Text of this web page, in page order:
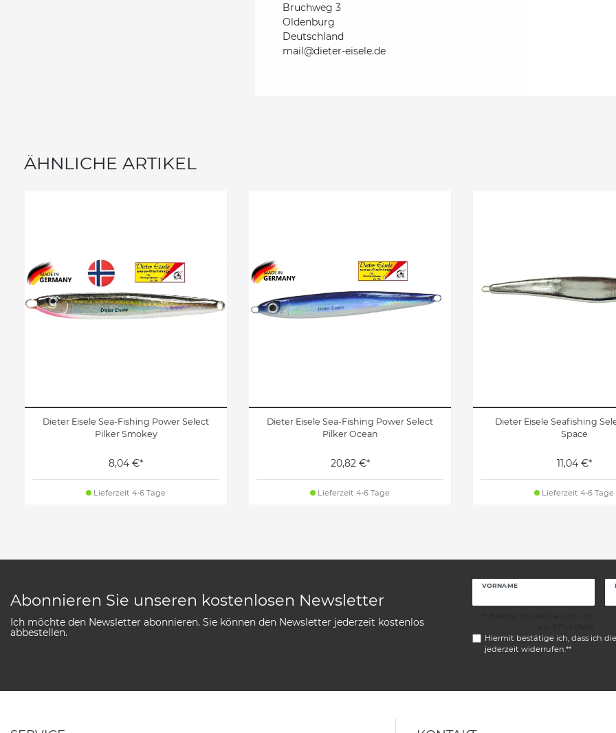
Bruchweg 3
Oldenburg
Deutschland
mail@dieter-eisele.de
ÄHNLICHE ARTIKEL
Dieter Eisele Sea-Fishing Power Select
Pilker Smokey
8,04 €*
Lieferzeit 4-6 Tage
Dieter Eisele Sea-Fishing Power Select
Pilker Ocean
20,82 €*
Lieferzeit 4-6 Tage
Dieter Eisele Seafishing
Space
11,04 €*
Lieferzeit 4-6 Tage
Abonnieren Sie unseren kostenlosen Newsletter
Ich möchte den Newsletter abonnieren. Sie können den Newsletter jederzeit kostenlos
abbestellen.
VORNAME
Hiermit bestätige ich, dass ich
jederzeit widerrufen.**